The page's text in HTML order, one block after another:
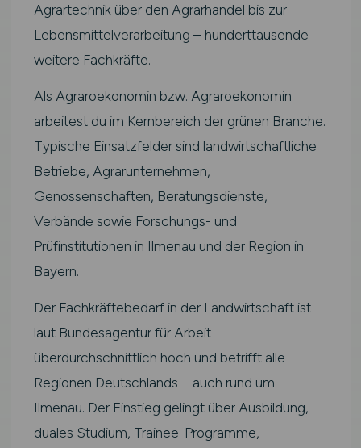
Agrartechnik über den Agrarhandel bis zur
Lebensmittelverarbeitung – hunderttausende
weitere Fachkräfte.
Als Agraroekonomin bzw. Agraroekonomin
arbeitest du im Kernbereich der grünen Branche.
Typische Einsatzfelder sind landwirtschaftliche
Betriebe, Agrarunternehmen,
Genossenschaften, Beratungsdienste,
Verbände sowie Forschungs- und
Prüfinstitutionen in Ilmenau und der Region in
Bayern.
Der Fachkräftebedarf in der Landwirtschaft ist
laut Bundesagentur für Arbeit
überdurchschnittlich hoch und betrifft alle
Regionen Deutschlands – auch rund um
Ilmenau. Der Einstieg gelingt über Ausbildung,
duales Studium, Trainee-Programme,